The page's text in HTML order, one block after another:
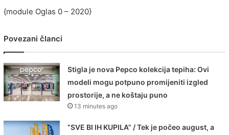
{module Oglas 0 – 2020}
Povezani članci
Stigla je nova Pepco kolekcija tepiha: Ovi
modeli mogu potpuno promijeniti izgled
prostorije, a ne koštaju puno
13 minutes ago
”SVE BI IH KUPILA” / Tek je počeo august, a